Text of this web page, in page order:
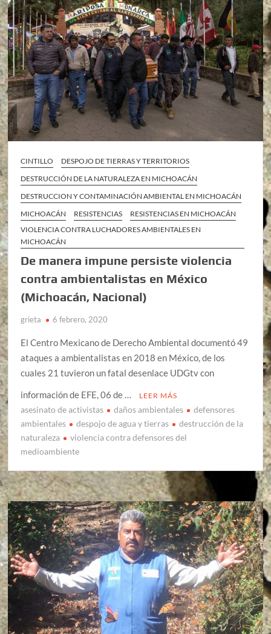
CINTILLO
DESPOJO DE TIERRAS Y TERRITORIOS
DESTRUCCIÓN DE LA NATURALEZA EN MICHOACÁN
DESTRUCCION Y CONTAMINACIÓN AMBIENTAL EN MICHOACÁN
MICHOACÁN
RESISTENCIAS
RESISTENCIAS EN MICHOACÁN
VIOLENCIA CONTRA LUCHADORES AMBIENTALES EN
MICHOACÁN
De manera impune persiste violencia
contra ambientalistas en México
(Michoacán, Nacional)
grieta 6 febrero, 2020
El Centro Mexicano de Derecho Ambiental documentó 49
ataques a ambientalistas en 2018 en México, de los
cuales 21 tuvieron un fatal desenlace UDGtv con
información de EFE, 06 de …
LEER MÁS
asesinato de activistas daños ambientales
defensores
ambientales
despojo de agua y tierras
destrucción de la
naturaleza
violencia contra defensores del
medioambiente